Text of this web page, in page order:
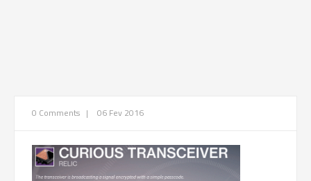
0 Comments | 06 Fev 2016